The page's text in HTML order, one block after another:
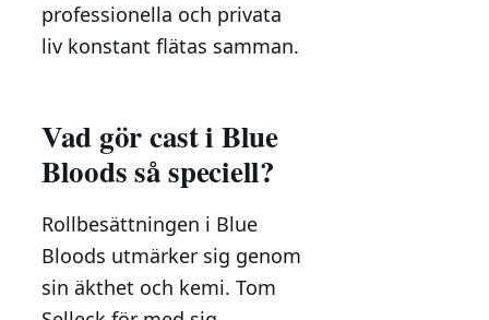
professionella och privata
liv konstant flätas samman.
Vad gör cast i Blue
Bloods så speciell?
Rollbesättningen i Blue
Bloods utmärker sig genom
sin äkthet och kemi. Tom